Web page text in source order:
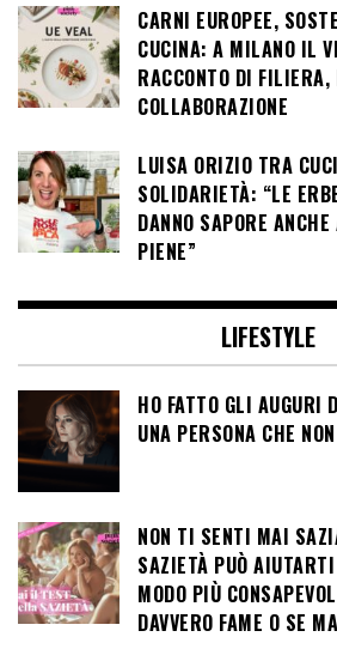
CARNI EUROPEE,
CUCINA: A MILANO IL
RACCONTO DI FILIERA,
COLLABORAZIONE
LUISA ORIZIO TRA
SOLIDARIETÀ: “LE
DANNO SAPORE
PIENE”
LIFESTYLE
HO FATTO GLI AUGURI
UNA PERSONA CHE
NON TI SENTI MAI
SAZIETÀ PUÒ
MODO PIÙ
DAVVERO FAME O SE